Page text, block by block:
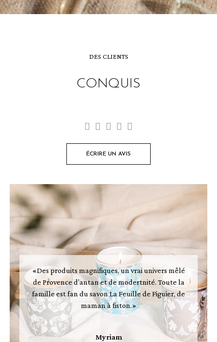
DES CLIENTS
CONQUIS
    
ÉCRIRE UN AVIS
«Des produits magnifiques, un vrai univers mêlé
de Provence d’antan et de modertnité. Toute la
famille est fan du savon La Feuille de Figuier, de
maman à fiston.»
Myriam